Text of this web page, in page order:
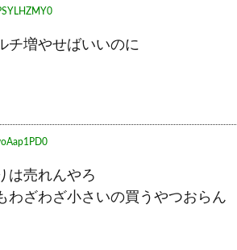
チ増やせばいいのに
は売れんやろ
わざわざ小さいの買うやつおらん